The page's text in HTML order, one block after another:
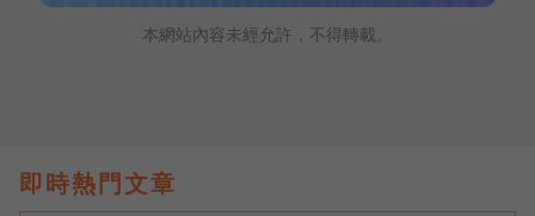
本網站內容未經允許，不得轉載。
即時熱門文章